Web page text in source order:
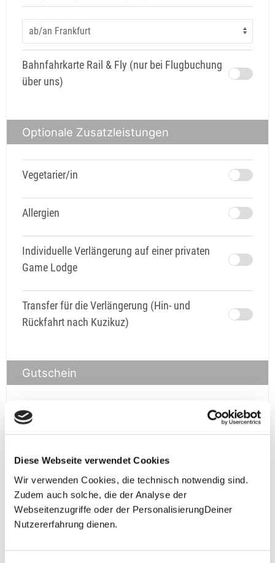
Diese Webseite verwendet Cookies
Wir verwenden Cookies, die technisch notwendig sind.
Zudem auch solche, die der Analyse der
Webseitenzugriffe oder der PersonalisierungDeiner
Nutzererfahrung dienen.
Bahnfahrkarte Rail & Fly (nur bei Flugbuchung
über uns)
Optionale Zusatzleistungen
Vegetarier/in
Allergien
Individuelle Verlängerung auf einer privaten
Game Lodge
Transfer für die Verlängerung (Hin- und
Rückfahrt nach Kuzikuz)
Gutschein
Gutschein
**Halbes Doppelzimmer: Zwei gleichgeschlechtliche
nach Reise) bei Buchung entweder den halben, einen